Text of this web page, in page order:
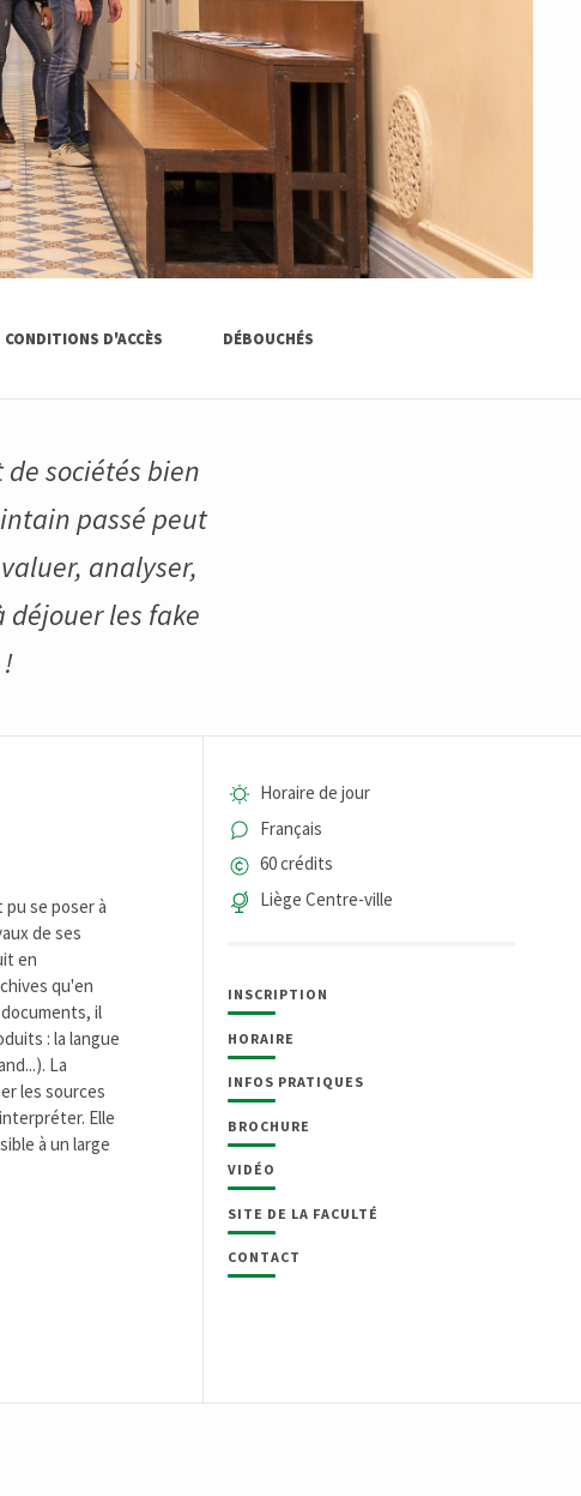
CONDITIONS D'ACCÈS DÉBOUCHÉS
sociétés bien
passé peut
analyser,
déjouer les fake
se poser à
de ses
en
qu'en
il
: la langue
La
les sources
Elle
à un large
Horaire de jour
Français
60 crédits
Liège Centre-ville
INSCRIPTION
HORAIRE
INFOS PRATIQUES
BROCHURE
VIDÉO
SITE DE LA FACULTÉ
CONTACT